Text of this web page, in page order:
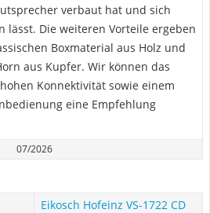
verbaut hat und sich
lässt. Die weiteren Vorteile ergeben
Boxmaterial aus Holz und
aus Kupfer. Wir können das
Konnektivität sowie einem
eine Empfehlung
07/2026
Eikosch Hofeinz VS-1722 CD